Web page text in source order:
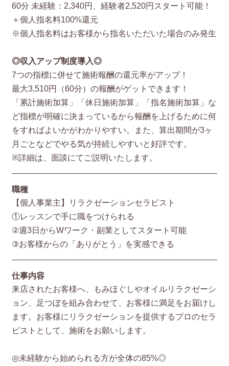
60分 未経験：2,340円、経験者2,520円スタート可能！
＋個人指名料100%還元
※個人指名料はお客様から指名いただいた場合のみ発生
◎収入アップ制度導入◎
7つの指標に併せて施術報酬の還元率がアップ！
最大3,510円（60分）の報酬がゲットできます！
「累計施術加算」「休日施術加算」「指名施術加算」な
ど指標が明確に決まっているから報酬を上げるために何
をすればよいかがわかりやすい。また、算出期間が3ヶ
月ごとなどでやる気が持続しやすいと好評です。
※詳細は、面談にてご説明いたします。
職種
【個人事業主】リラクゼーションセラピスト
①レッスンで手に職をつけられる
②週3日からWワーク・副業としてスタート可能
③お客様からの「ありがとう」を実感できる
仕事内容
来店されたお客様へ、もみほぐしやオイルリラクゼーシ
ョン、足つぼを組み合わせて、お客様に満足をお届けし
ます。お客様にリラクゼーションを提供するプロのセラ
ピストとして、施術をお願いします。
◎未経験から始められる方が全体の85%◎